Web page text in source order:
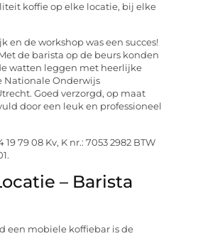
koffie op elke locatie, bij elke
en de workshop was een succes!
de barista op de beurs konden
watten leggen met heerlijke
Nationale Onderwijs
Goed verzorgd, op maat
door een leuk en professioneel
19 79 08 Kv, K nr.: 7053 2982 BTW
– Barista
een mobiele koffiebar is de